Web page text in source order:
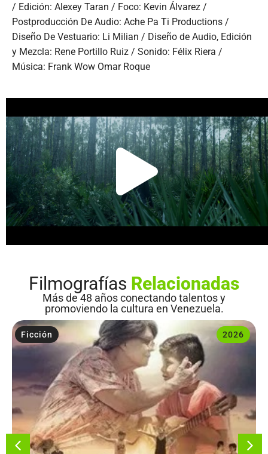
/ Edición: Alexey Taran / Foco: Kevin Álvarez /
Postproducción De Audio: Ache Pa Ti Productions /
Diseño De Vestuario: Li Milian / Diseño de Audio, Edición
y Mezcla: Rene Portillo Ruiz / Sonido: Félix Riera /
Música: Frank Wow Omar Roque
Filmografías Relacionadas
Más de 48 años conectando talentos y
promoviendo la cultura en Venezuela.
2026
Ficción